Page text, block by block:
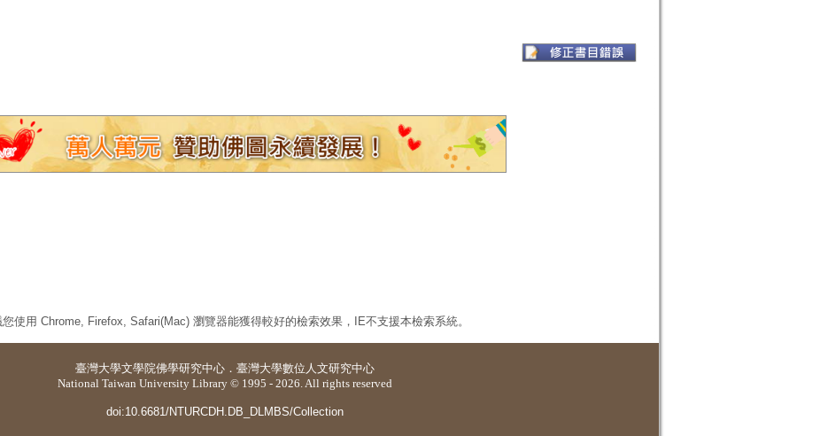
您使用 Chrome, Firefox, Safari(Mac) 瀏覽器能獲得較好的檢索效果，IE不支援本檢索系統。
臺灣大學文學院佛學研究中心 ． 臺灣大學數位人文研究中心
National Taiwan University Library © 1995 - 2026. All rights reserved
doi:10.6681/NTURCDH.DB_DLMBS/Collection